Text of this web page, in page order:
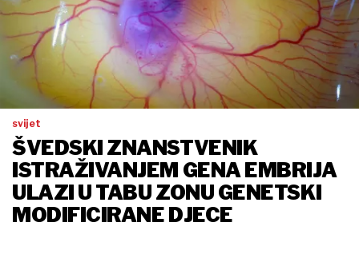
svijet
ŠVEDSKI ZNANSTVENIK
ISTRAŽIVANJEM GENA EMBRIJA
ULAZI U TABU ZONU GENETSKI
MODIFICIRANE DJECE